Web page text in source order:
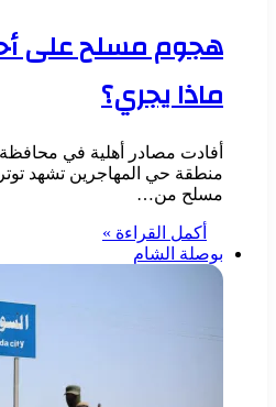
هجوم مسلح على
ماذا يجري؟
أفادت مصادر أهلية في
منطقة حي المهاجرين تشهد
مسلح من…
أكمل القراءة »
بوصلة الشام